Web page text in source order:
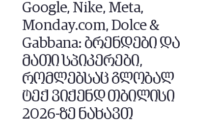
Google, Nike, Meta,
Monday.com, Dolce &
Gabbana: ბრენდები და
მათი სპიკერები,
რომლებსაც გლობალ
ტექ ვიქენდ თბილისი
2026-ზე ნახავთ